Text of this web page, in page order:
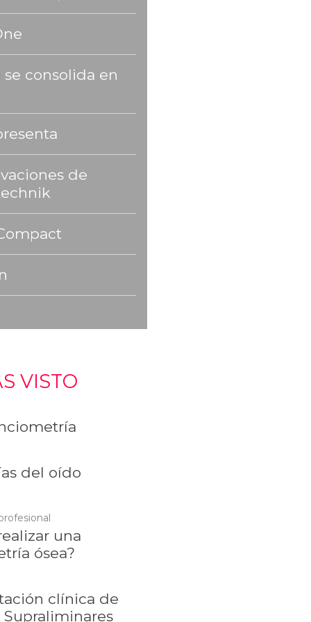
se consolida en
de
VISTO
del oído
una
ósea?
clínica de
Supraliminares